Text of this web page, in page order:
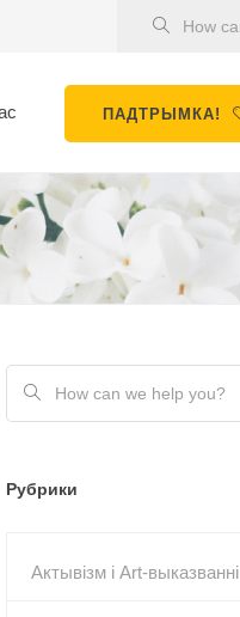
ПАДТРЫМКА!
Рубрики
Актывізм і Art-выказванні